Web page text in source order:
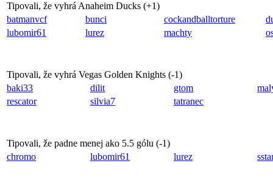
Tipovali, že vyhrá Anaheim Ducks (+1)
batmanvcf
bunci cockandballtorture
lubomir61
lurez machty
Tipovali, že vyhrá Vegas Golden Knights (-1)
baki33
dilit gtom
rescator
silvia7 tatranec
Tipovali, že padne menej ako 5.5 gólu (-1)
chromo
lubomir61 lurez